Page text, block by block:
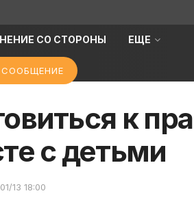
СО СТОРОНЫ ЕЩЕ
к
с детьми
13 18:00